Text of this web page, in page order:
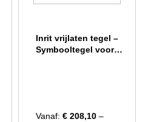
Inrit vrijlaten tegel –
Symbooltegel voor
Vanaf: € 208,10 –